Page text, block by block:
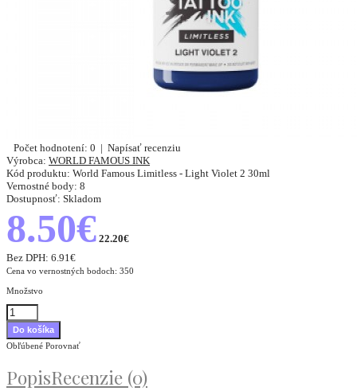
Počet hodnotení: 0 | Napísať recenziu
Výrobca: WORLD FAMOUS INK
Kód produktu: World Famous Limitless - Light Violet 2 30ml
Vernostné body: 8
Dostupnosť: Skladom
8.50€ 22.20€
Bez DPH: 6.91€
Cena vo vernostných bodoch: 350
Množstvo
Obľúbené Porovnať
PopisRecenzie (0)